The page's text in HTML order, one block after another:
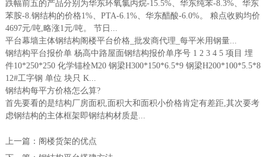
跌幅前五的产品分别为华东环氧氯丙烷-15.5%、华东纯苯-8.3%、华东
苯胺-8.钢结构的价格1%、PTA-6.1%、华东醋酸-6.0%。 粮点收购均价
4697元/吨,略涨1元/吨。 节日...
平台幕墙主体钢结构阁楼平台价格_批发商代理_每平米用钢量...
钢结构平台报价单 杨高中路屋面钢结构报价单序号 1 2 3 4 5 项目 埋
件10*250*250 化学锚栓M20 钢梁H300*150*6.5*9 钢梁H200*100*5.5*8
12#工字钢 单位 块只 K...
钢结构每平方价格怎么算?
首先要看的是结构厂房面积,面积大和面积小价格肯定有差距,其次要考
虑钢结构的主体框架即钢结构材质是...
上一篇： 阁楼货架的优点